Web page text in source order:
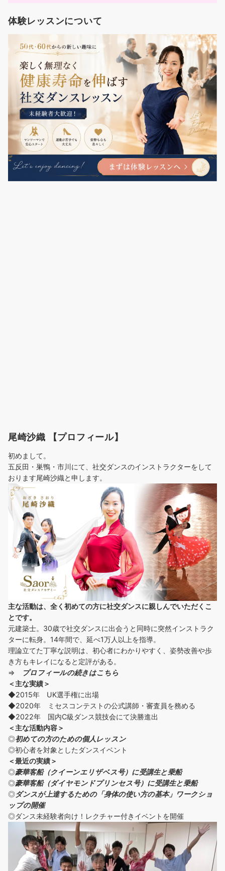
体験レッスンについて
尾崎沙織 【プロフィール】
初めまして。
五反田・巣鴨・市川にて、社交ダンスのインストラクターをして
おります尾崎沙織と申します。
主な活動は、全く初めての方に社交ダンスに親しんでいただくこ
とです。
元建築士。30歳で社交ダンスに出会うと同時に突然インストラク
ターに転身。14年間で、延べ1万人以上を指導。
理論立てた丁寧な説明は、初心者にわかりやすく、姿勢改善や歩
き方もキレイになると定評がある。
⇒
プロフィールの続きはこちら
＜主な実績＞
◆2015年 UK選手権に出場
◆2020年 ミセスコンテストの公式講師・審査員を務める
◆2022年 国内C級ダンス競技会にて決勝進出
＜主な活動内容＞
◎初めての方のための個人レッスン
◎初心者を対象としたダンスイベント
＜最近の実績＞
◎豪華客船（クイーンエリザベス号）に受講生と乗船
◎豪華客船（ダイヤモンドプリンセス号）に受講生と乗船
◎ダンスが上達するための「身体の使い方の基本」ワークショ
ップの開催
◎ダンス未経験者向け！レクチャー付きイベントを開催